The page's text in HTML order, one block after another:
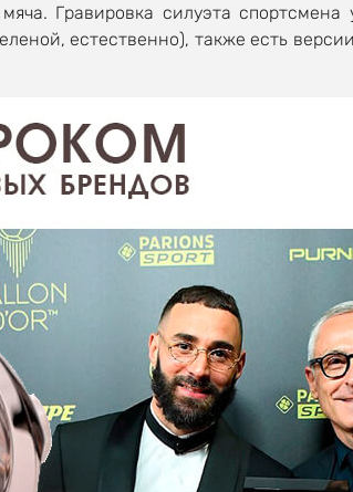
Гравировка силуэта
естественно), также есть